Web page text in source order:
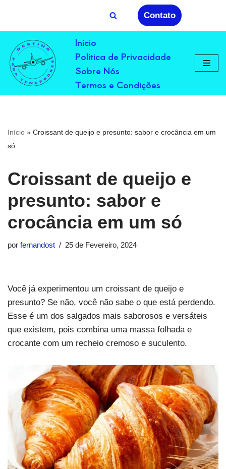
para
o
conteúdo
Contato
Início
Política de Privacidade
Sobre Nós
Termos e Condições
Início » Croissant de queijo e presunto: sabor e crocância em um
só
Croissant de queijo e
presunto: sabor e
crocância em um só
por fernandost 25 de Fevereiro, 2024
Você já experimentou um croissant de queijo e
presunto? Se não, você não sabe o que está perdendo.
Esse é um dos salgados mais saborosos e versáteis
que existem, pois combina uma massa folhada e
crocante com um recheio cremoso e suculento.